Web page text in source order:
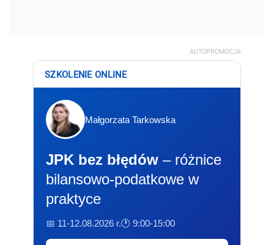
AUTOPROMOCJA
SZKOLENIE ONLINE
Małgorzata Tarkowska
JPK bez błędów – różnice
bilansowo-podatkowe w
praktyce
📅 11-12.08.2026 r.🕐 9:00-15:00